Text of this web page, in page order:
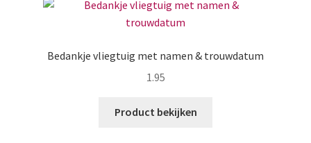
Bedankje vliegtuig met namen & trouwdatum
1.95
Product bekijken